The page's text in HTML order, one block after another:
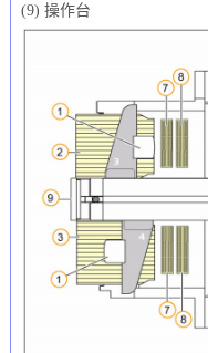
(9) 操作台